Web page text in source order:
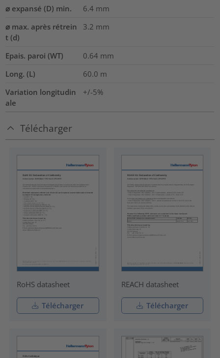
⌀ expansé (D) min. 6.4 mm
⌀ max. après rétrein
t (d)
3.2 mm
Epais. paroi (WT) 0.64 mm
Long. (L)
60.0 m
Variation longitudin
ale
+/-5%
Télécharger
RoHS datasheet
Télécharger
REACH datasheet
Télécharger